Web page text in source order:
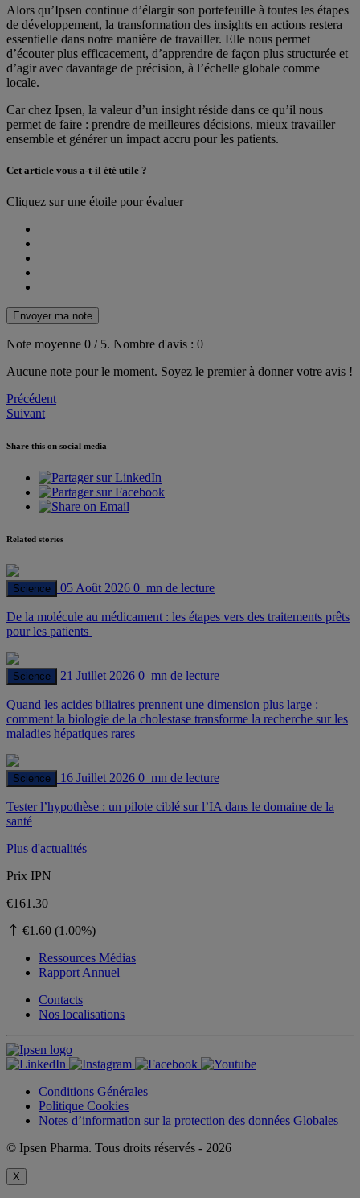
Alors qu’Ipsen continue d’élargir son portefeuille à toutes les étapes
de développement, la transformation des insights en actions restera
essentielle dans notre manière de travailler. Elle nous permet
d’écouter plus efficacement, d’apprendre de façon plus structurée et
d’agir avec davantage de précision, à l’échelle globale comme
locale.
Car chez Ipsen, la valeur d’un insight réside dans ce qu’il nous
permet de faire : prendre de meilleures décisions, mieux travailler
ensemble et générer un impact accru pour les patients.
Cet article vous a-t-il été utile ?
Cliquez sur une étoile pour évaluer
Envoyer ma note
Note moyenne 0 / 5. Nombre d'avis : 0
Aucune note pour le moment. Soyez le premier à donner votre avis !
Post
navigation
Précédent
Suivant
Share this on social media
Related stories
Science 05 Août 2026 0 mn de lecture
De la molécule au médicament : les étapes vers des traitements prêts
pour les patients
Science 21 Juillet 2026 0 mn de lecture
Quand les acides biliaires prennent une dimension plus large :
comment la biologie de la cholestase transforme la recherche sur les
maladies hépatiques rares
Science 16 Juillet 2026 0 mn de lecture
Tester l’hypothèse : un pilote ciblé sur l’IA dans le domaine de la
santé
Plus d'actualités
Prix ​​IPN
€161.30
€1.60 (1.00%)
Ressources Médias
Rapport Annuel
Contacts
Nos localisations
Conditions Générales
Politique Cookies
Notes d’information sur la protection des données Globales
© Ipsen Pharma. Tous droits réservés - 2026
X